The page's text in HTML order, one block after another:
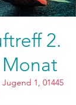
2.
1, 01445